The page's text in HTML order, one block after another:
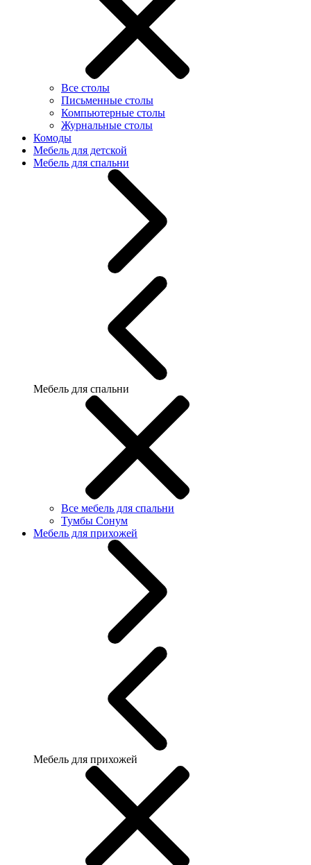
Все столы
Письменные столы
Компьютерные столы
Журнальные столы
Комоды
Мебель для детской
Мебель для спальни
Мебель для спальни
Все мебель для спальни
Тумбы Сонум
Мебель для прихожей
Мебель для прихожей